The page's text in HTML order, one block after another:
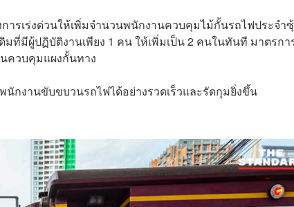
ารเร่งด่วนให้เพิ่มจำนวนพนักงานควบคุมไม้กั้นรถไฟประจำ
ที่มีผู้ปฏิบัติงานเพียง 1 คน ให้เพิ่มเป็น 2 คนในทันที มาตรกา
ควบคุมแผงกั้นทาง
งานขับขบวนรถไฟได้อย่างรวดเร็วและรัดกุมยิ่งขึ้น